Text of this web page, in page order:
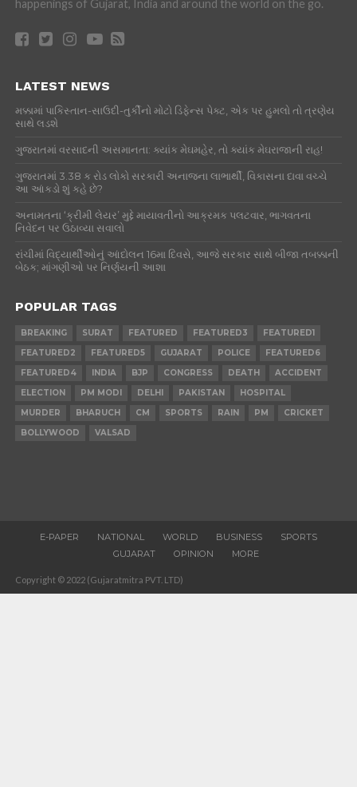
happenings of Gujarat, India and around the world on the go.
LATEST NEWS
મક્કામાં પાકિસ્તાન-સાઉદી-તુર્કીનો મોટો ડિફેન્સ પેક્ટ, એક પર હુમલો તો ત્રણેય
સાથે લડશે
ગુજરાતમાં વરસાદની અસમાનતા: ક્યાંક મેઘમહેર, તો ક્યાંક મેઘરાજાની રાહ!
ગુજરાતમાં 3.38 ક રોડ લોકો સરકારી અનાજના લાભાર્થી, વિકાસના દાવા વચ્ચે
આ આંકડો શું કહે છે?
અનામતના ‘ક્રીમી લેયર’ મુદ્દે માયાવતીનો આક્રમક પલટવાર, ભાગવતના
નિવેદન પર ઉઠાવ્યા સવાલો
રાંચીમાં વિદ્યાર્થીઓનું આંદોલન 16મા દિવસે, આજે સરકાર સાથે બીજા તબક્કાની
બેઠક; માંગણીઓ પર નિર્ણયની આશા
POPULAR TAGS
BREAKING SURAT FEATURED FEATURED3
FEATURED1
FEATURED2
FEATURED5 GUJARAT POLICE
FEATURED6
FEATURED4
INDIA BJP CONGRESS DEATH
ACCIDENT
ELECTION
PM MODI DELHI PAKISTAN
HOSPITAL
MURDER
BHARUCH CM SPORTS RAIN PM
CRICKET
BOLLYWOOD
VALSAD
E-PAPER NATIONAL WORLD BUSINESS
SPORTS
GUJARAT
OPINION MORE
Copyright © 2022 (Gujaratmitra PVT. LTD)